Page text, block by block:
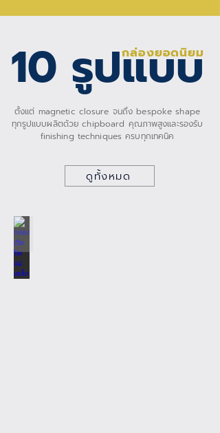
กล่องยอดนิยม
10 รูปแบบ
ตั้งแต่ magnetic closure จนถึง bespoke shape
ทุกรูปแบบผลิตด้วย chipboard คุณภาพสูงและรองรับ
finishing techniques ครบทุกเทคนิค
ดูทั้งหมด
กล่องเปิดปิดแม่เหล็ก
กล่อง
มาตรฐาน